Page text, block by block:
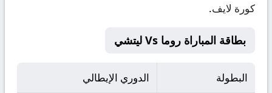
كورة لايف.
بطاقة المباراة روما Vs ليتشي
البطولة الدوري الإيطالي